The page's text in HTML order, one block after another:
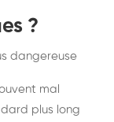
?
dangereuse
mal
plus long